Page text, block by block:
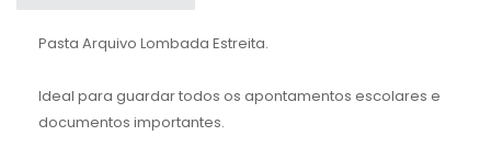
Pasta Arquivo Lombada Estreita.
Ideal para guardar todos os apontamentos escolares e
documentos importantes.